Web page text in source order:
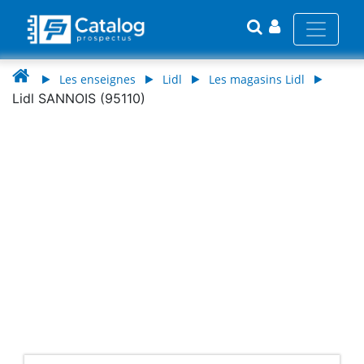
Les enseignes Lidl Les magasins Lidl
Lidl SANNOIS (95110)